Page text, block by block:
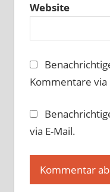
Website
Kommentare via
via E-Mail.